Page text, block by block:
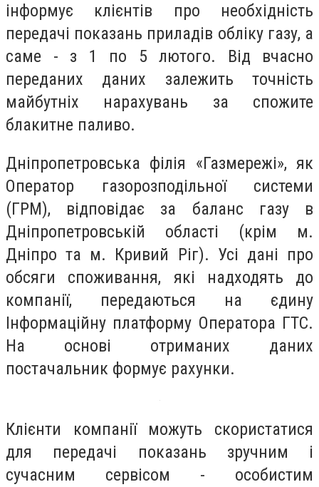
інформує клієнтів про необхідність
передачі показань приладів обліку газу, а
саме - з 1 по 5 лютого. Від вчасно
переданих даних залежить точність
майбутніх нарахувань за спожите
блакитне паливо.
Дніпропетровська філія «Газмережі», як
Оператор газорозподільної системи
(ГРМ), відповідає за баланс газу в
Дніпропетровській області (крім м.
Дніпро та м. Кривий Ріг). Усі дані про
обсяги споживання, які надходять до
компанії, передаються на єдину
Інформаційну платформу Оператора ГТС.
На основі отриманих даних
постачальник формує рахунки.
Клієнти компанії можуть скористатися
для передачі показань зручним і
сучасним сервісом - особистим